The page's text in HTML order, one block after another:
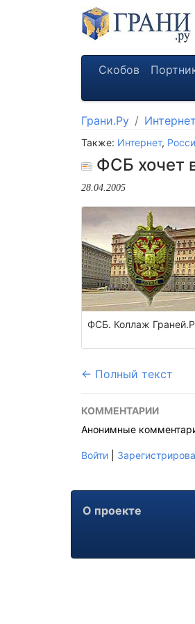
Скобов
Грани.Ру Интернет
Также: Интернет,
ФСБ хочет
28.04.2005
ФСБ. Коллаж
← Полный текст
КОММЕНТАРИИ
Анонимные
Войти
О проекте